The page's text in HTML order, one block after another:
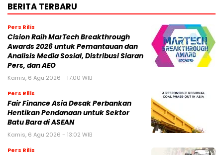
BERITA TERBARU
Pers Rilis
Cision Raih MarTech Breakthrough
Awards 2026 untuk Pemantauan dan
Analisis Media Sosial, Distribusi Siaran
Pers, dan AEO
Kamis, 6 Agu 2026 - 17:00 WIB
Pers Rilis
Fair Finance Asia Desak Perbankan
Hentikan Pendanaan untuk Sektor
Batu Bara di ASEAN
Kamis, 6 Agu 2026 - 13:02 WIB
Pers Rilis